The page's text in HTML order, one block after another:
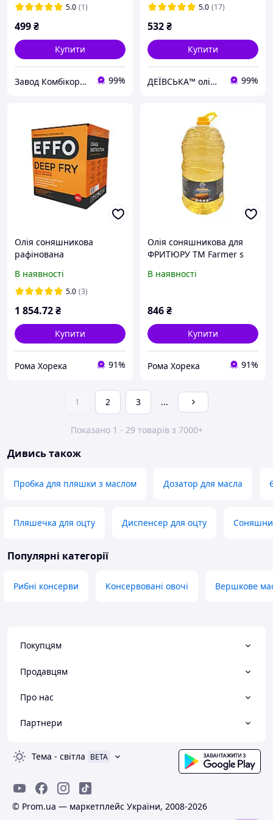
л
5.0 (1)
499₴
Купити
Завод Комбікормів - Преміксів - БМВД 99%
5.0 (17)
532₴
Купити
ДЕЇВСЬКА™ олійниця & ферма 99%
Олія соняшникова
рафінована
DEEP FRY, 15 л
В наявності
5.0 (3)
1 854.72₴
Купити
Рома Хорека 91%
Олія соняшникова для
ФРИТЮРУ ТМ Farmer s
В наявності
846₴
Купити
Рома Хорека 91%
1 2 3 ...
Показано 1 - 29 товарів з 7000+
Дивись також
Пробка для пляшки з маслом Дозатор для масла
Пляшечка для оцту Диспенсер для оцту
Популярні категорії
Рибні консерви Консервовані овочі Вершкове
Покупцям
Продавцям
Про нас
Партнери
Тема - світла BETA
© Prom.ua — маркетплейс України, 2008-2026